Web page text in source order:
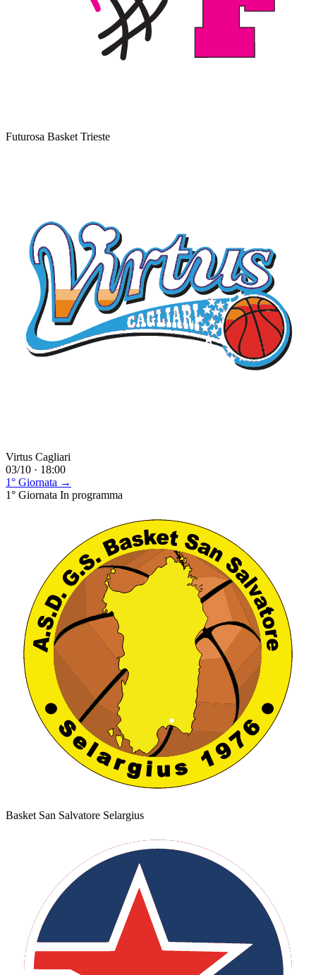
Futurosa Basket Trieste
Virtus Cagliari
03/10 · 18:00
1° Giornata →
1° Giornata In programma
Basket San Salvatore Selargius